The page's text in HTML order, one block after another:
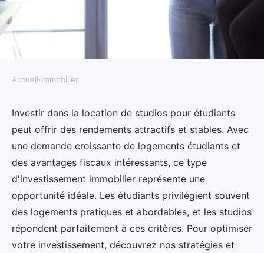
Location pour étudiants :
investissez dans un studio
Noa •19 août 2024•4 min de lecture
Accueil›Immobilier
Investir dans la location de studios pour étudiants
peut offrir des rendements attractifs et stables. Avec
une demande croissante de logements étudiants et
des avantages fiscaux intéressants, ce type
d'investissement immobilier représente une
opportunité idéale. Les étudiants privilégient souvent
des logements pratiques et abordables, et les studios
répondent parfaitement à ces critères. Pour optimiser
votre investissement, découvrez nos stratégies et